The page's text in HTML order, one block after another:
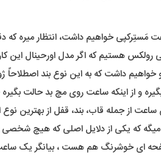
مَستِرکپی خواهیم داشت، انتظار میره
هستیم که اگر مدل اورحینال این
و از اینکه ساعت روی مچ بد حالت بگیره
از جمله قاب، بند، قفل از بهترین
که یکی از دلایل اصلی که هیچ شخصی
ای خوشرنگ هم هست ، بیانگر یک